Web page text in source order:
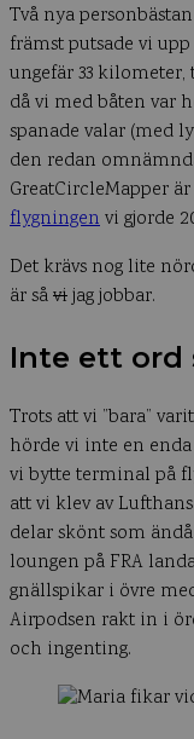
Två nya
främst putsade vi
ungefär 33
då vi med båten var
spanade valar (med
den redan
GreatCircleMapper
flygningenvi gjorde
Det krävs nog lite
är såvijag jobbar.
Inte ett ord
Trots att vi ”bara”
hörde vi inte en
vi bytte terminal på
att vi klev av
delar skönt som
loungen på FRA
gnällspikar i övre
Airpodsen rakt in i
och ingenting.